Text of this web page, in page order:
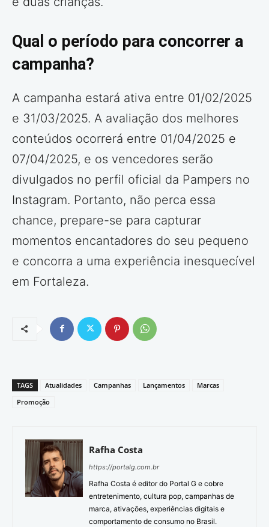
Qual o período para concorrer a
campanha?
A campanha estará ativa entre 01/02/2025
e 31/03/2025. A avaliação dos melhores
conteúdos ocorrerá entre 01/04/2025 e
07/04/2025, e os vencedores serão
divulgados no perfil oficial da Pampers no
Instagram. Portanto, não perca essa
chance, prepare-se para capturar
momentos encantadores do seu pequeno
e concorra a uma experiência inesquecível
em Fortaleza.
TAGS Atualidades Campanhas Lançamentos
Marcas
Promoção
Rafha Costa
https://portalg.com.br
Rafha Costa é editor do Portal G e cobre
entretenimento, cultura pop, campanhas de
marca, ativações, experiências digitais e
comportamento de consumo no Brasil.